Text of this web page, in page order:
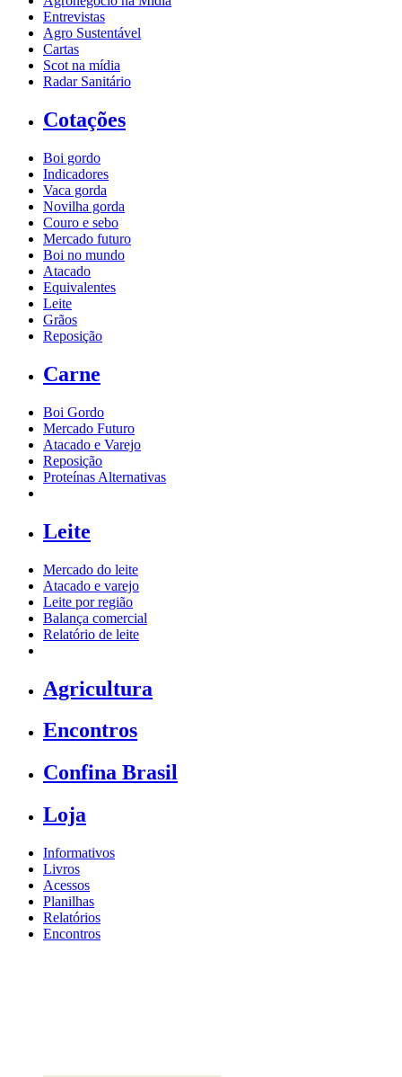
Entrevistas
Agro Sustentável
Cartas
Scot na mídia
Radar Sanitário
Cotações
Boi gordo
Indicadores
Vaca gorda
Novilha gorda
Couro e sebo
Mercado futuro
Boi no mundo
Atacado
Equivalentes
Leite
Grãos
Reposição
Carne
Boi Gordo
Mercado Futuro
Atacado e Varejo
Reposição
Proteínas Alternativas
Leite
Mercado do leite
Atacado e varejo
Leite por região
Balança comercial
Relatório de leite
Agricultura
Encontros
Confina Brasil
Loja
Informativos
Livros
Acessos
Planilhas
Relatórios
Encontros